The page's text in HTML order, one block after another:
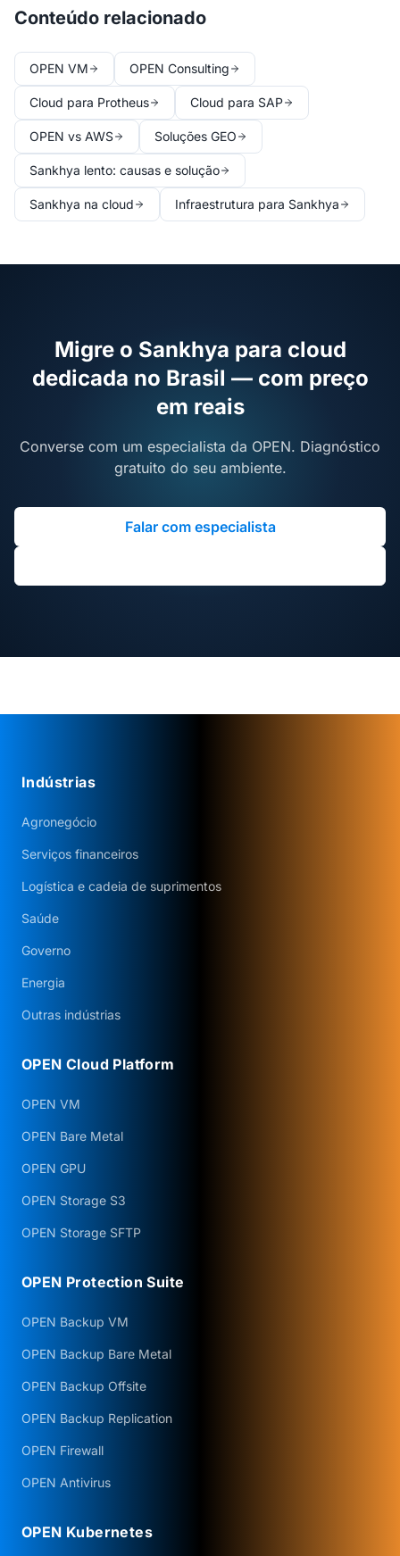
Conteúdo relacionado
OPEN VM OPEN Consulting
Cloud para Protheus Cloud para SAP
OPEN vs AWS Soluções GEO
Sankhya lento: causas e solução
Sankhya na cloud Infraestrutura para Sankhya
Migre o Sankhya para cloud
dedicada no Brasil — com preço
em reais
Converse com um especialista da OPEN. Diagnóstico
gratuito do seu ambiente.
Falar com especialista
Indústrias
Agronegócio
Serviços financeiros
Logística e cadeia de suprimentos
Saúde
Governo
Energia
Outras indústrias
OPEN Cloud Platform
OPEN VM
OPEN Bare Metal
OPEN GPU
OPEN Storage S3
OPEN Storage SFTP
OPEN Protection Suite
OPEN Backup VM
OPEN Backup Bare Metal
OPEN Backup Offsite
OPEN Backup Replication
OPEN Firewall
OPEN Antivirus
OPEN Kubernetes